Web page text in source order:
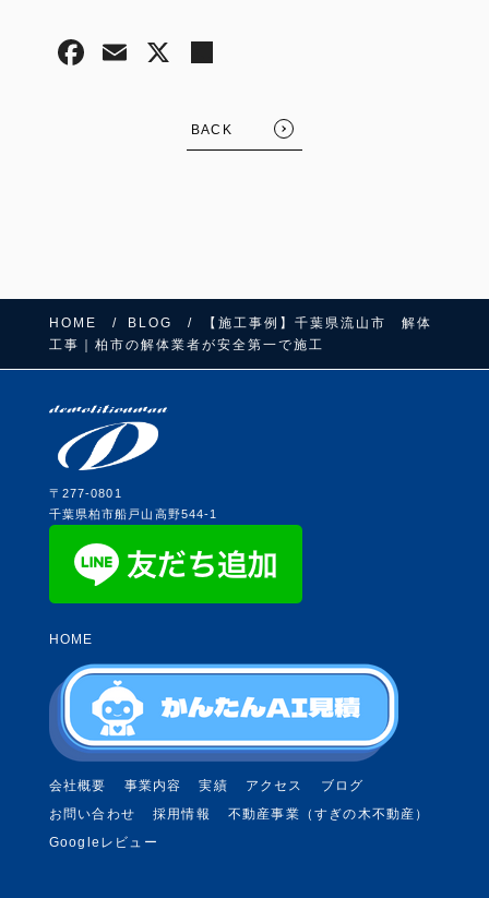
BACK
HOME BLOG
【施工事例】千葉県流山市 解体
工事｜柏市の解体業者が安全第一で施工
〒277-0801
千葉県柏市船戸山高野544-1
HOME
会社概要 事業内容 実績 アクセス
ブログ
お問い合わせ
採用情報
不動産事業（すぎの木不動産）
Googleレビュー